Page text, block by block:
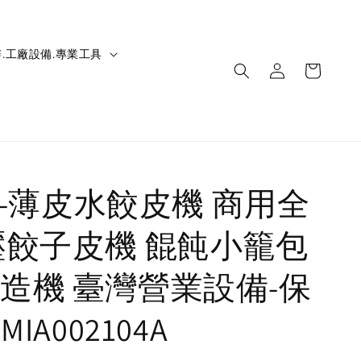
工廠設備.專業工具
薄皮水餃皮機 商用全
餃子皮機 餛飩小籠包
機 臺灣營業設備-保